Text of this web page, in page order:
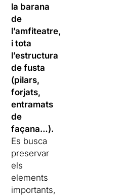
la barana
de
l’amfiteatre,
i tota
l’estructura
de fusta
(pilars,
forjats,
entramats
de
façana…).
Es busca
preservar
els
elements
importants,